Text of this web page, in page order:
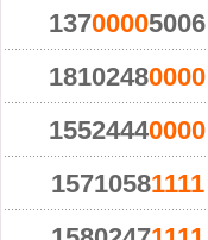
13700005006
18102480000
15524440000
15710581111